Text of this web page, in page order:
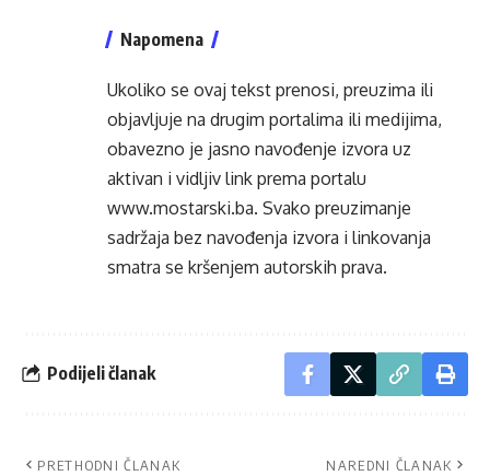
Napomena
Ukoliko se ovaj tekst prenosi, preuzima ili
objavljuje na drugim portalima ili medijima,
obavezno je jasno navođenje izvora uz
aktivan i vidljiv link prema portalu
www.mostarski.ba. Svako preuzimanje
sadržaja bez navođenja izvora i linkovanja
smatra se kršenjem autorskih prava.
Podijeli članak
PRETHODNI ČLANAK NAREDNI ČLANAK